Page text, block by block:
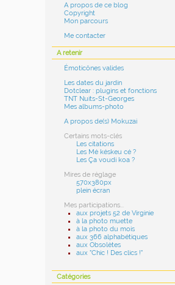
A propos de ce blog
Copyright
Mon parcours
Me contacter
A retenir
Émoticônes valides
Les dates du jardin
Dotclear : plugins et fonctions
TNT Nuits-St-Georges
Mes albums-photo
A propos de(s) Mokuzai
Certains mots-clés
Les citations
Les Mé késkeu cé ?
Les Ça voudi koa ?
Mires de réglage
570x380px
plein écran
Mes participations...
aux projets 52 de Virginie
à la photo muette
à la photo du mois
aux 366 alphabétiques
aux Obsolètes
aux "Chic ! Des clics !"
Catégories